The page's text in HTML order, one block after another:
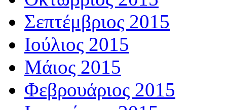
Σεπτέμβριος 2015
Ιούλιος 2015
Μάιος 2015
Φεβρουάριος 2015